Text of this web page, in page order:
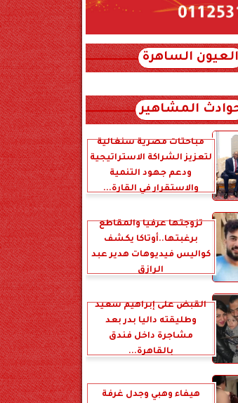
العيون الساهرة
xml_json/rss/~12.xml
المشاهير
مباحثات مصرية سنغالية
لتعزيز الشراكة الاستراتيجية
ودعم جهود التنمية
والاستقرار في القارة...
تزوجتها عرفياً والمقاطع
برغبتها..أوتاكا يكشف
كواليس فيديوهات هدير عبد
الرازق
القبض على إبراهيم سعيد
وطليقته داليا بدر بعد
مشاجرة داخل فندق
بالقاهرة...
هيفاء وهبي وجدل غرفة